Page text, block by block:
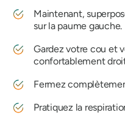
Maintenant,
sur la paume gauche.
Gardez votre cou et
confortablement
Fermez
Pratiquez la